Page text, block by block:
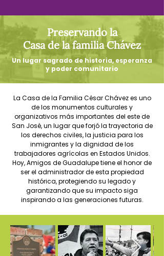
Preservando la
Casa de la familia Chávez
Un lugar sagrado de historia, esperanza
y poder comunitario
La Casa de la Familia César Chávez es uno
de los monumentos culturales y
organizativos más importantes del este de
San José, un lugar que forjó la trayectoria de
los derechos civiles, la justicia para los
inmigrantes y la dignidad de los
trabajadores agrícolas en Estados Unidos.
Hoy, Amigos de Guadalupe tiene el honor de
ser el administrador de esta propiedad
histórica, protegiendo su legado y
garantizando que su impacto siga
inspirando a las generaciones futuras.